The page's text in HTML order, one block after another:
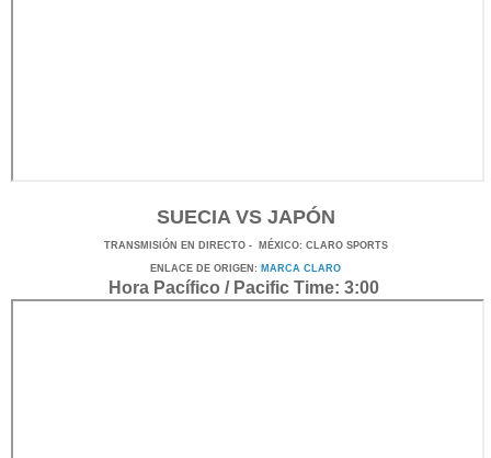
SUECIA VS JAPÓN
TRANSMISIÓN EN DI RECTO - MÉXICO: CLARO SPORTS
ENLACE DE ORIGEN: MARCA CLARO
Hora Pacífico / Pacific Time: 3:00